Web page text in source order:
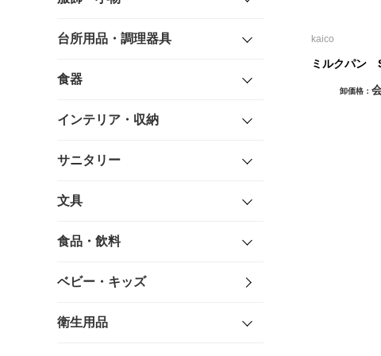
台所用品・調理器具
食器
インテリア・収納
サニタリー
文具
食品・飲料
ベビー・キッズ
衛生用品
kaico
ミルクパン
卸価格